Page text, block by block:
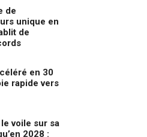
de
unique en
de
en 30
rapide vers
voile sur sa
2028 :